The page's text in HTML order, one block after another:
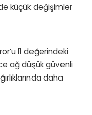
küçük değişimler
l1 değerindeki
ağ düşük güvenli
daha